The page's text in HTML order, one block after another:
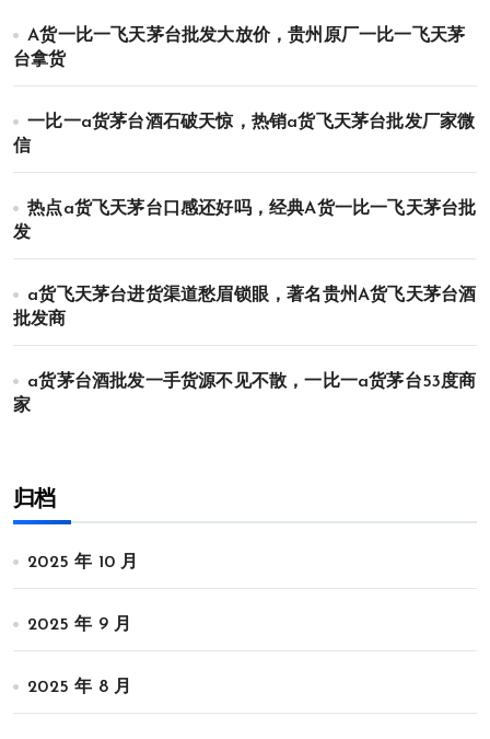
A货一比一飞天茅台批发大放价，贵州原厂一比一飞天茅
台拿货
一比一a货茅台酒石破天惊，热销a货飞天茅台批发厂家微
信
热点a货飞天茅台口感还好吗，经典A货一比一飞天茅台批
发
a货飞天茅台进货渠道愁眉锁眼，著名贵州A货飞天茅台酒
批发商
a货茅台酒批发一手货源不见不散，一比一a货茅台53度商
家
归档
2025 年 10 月
2025 年 9 月
2025 年 8 月